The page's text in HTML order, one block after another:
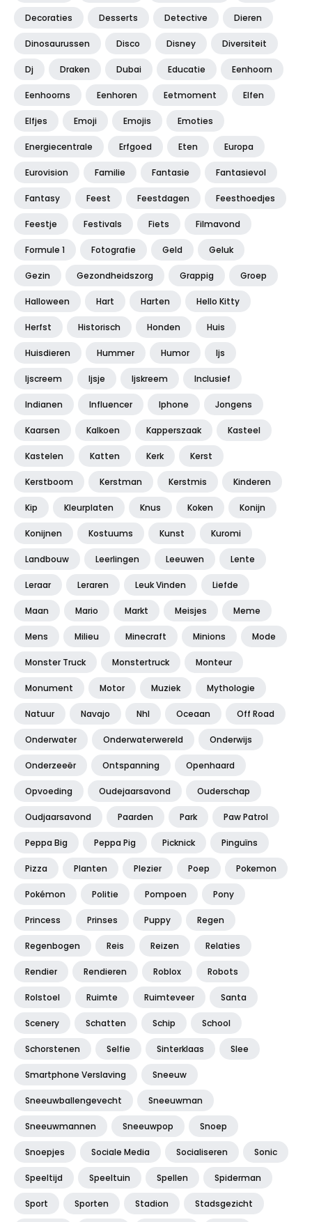
Decoraties Desserts Detective Dieren
Dinosaurussen Disco Disney Diversiteit
Dj Draken Dubai Educatie Eenhoorn
Eenhoorns Eenhoren Eetmoment Elfen
Elfjes Emoji Emojis Emoties
Energiecentrale Erfgoed Eten Europa
Eurovision Familie Fantasie Fantasievol
Fantasy Feest Feestdagen Feesthoedjes
Feestje Festivals Fiets Filmavond
Formule 1 Fotografie Geld Geluk
Gezin Gezondheidszorg Grappig Groep
Halloween Hart Harten Hello Kitty
Herfst Historisch Honden Huis
Huisdieren Hummer Humor Ijs
Ijscreem Ijsje Ijskreem Inclusief
Indianen Influencer Iphone Jongens
Kaarsen Kalkoen Kapperszaak Kasteel
Kastelen Katten Kerk Kerst
Kerstboom Kerstman Kerstmis Kinderen
Kip Kleurplaten Knus Koken Konijn
Konijnen Kostuums Kunst Kuromi
Landbouw Leerlingen Leeuwen Lente
Leraar Leraren Leuk Vinden Liefde
Maan Mario Markt Meisjes Meme
Mens Milieu Minecraft Minions Mode
Monster Truck Monstertruck Monteur
Monument Motor Muziek Mythologie
Natuur Navajo Nhl Oceaan Off Road
Onderwater Onderwaterwereld Onderwijs
Onderzeeër Ontspanning Openhaard
Opvoeding Oudejaarsavond Ouderschap
Oudjaarsavond Paarden Park Paw Patrol
Peppa Big Peppa Pig Picknick Pinguïns
Pizza Planten Plezier Poep Pokemon
Pokémon Politie Pompoen Pony
Princess Prinses Puppy Regen
Regenbogen Reis Reizen Relaties
Rendier Rendieren Roblox Robots
Rolstoel Ruimte Ruimteveer Santa
Scenery Schatten Schip School
Schorstenen Selfie Sinterklaas Slee
Smartphone Verslaving Sneeuw
Sneeuwballengevecht Sneeuwman
Sneeuwmannen Sneeuwpop Snoep
Snoepjes Sociale Media Socialiseren Sonic
Speeltijd Speeltuin Spellen Spiderman
Sport Sporten Stadion Stadsgezicht